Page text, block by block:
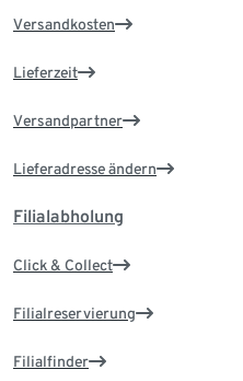
Versandkosten
Lieferzeit
Versandpartner
Lieferadresse ändern
Filialabholung
Click & Collect
Filialreservierung
Filialfinder